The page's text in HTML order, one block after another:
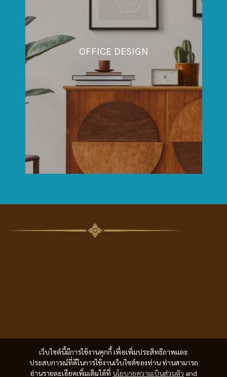
OFFICE DESIGN
เว็บไซต์นี้มีการใช้งานคุกกี้ เพื่อเพิ่มประสิทธิภาพและ
ประสบการณ์ที่ดีในการใช้งานเว็บไซต์ของท่าน ท่านสามารถ
อ่านรายละเอียดเพิ่มเติมได้ที่ นโยบายความเป็นส่วนตัว and